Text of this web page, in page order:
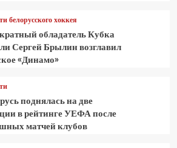
белорусского хоккея
обладатель Кубка
Сергей Брылин возглавил
«Динамо»
поднялась на две
в рейтинге УЕФА после
матчей клубов